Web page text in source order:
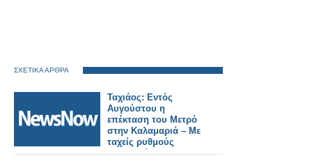
ΣΧΕΤΙΚΑ ΑΡΘΡΑ
Ταχιάος: Εντός
Αυγούστου η
επέκταση του Μετρό
στην Καλαμαριά – Με
ταχείς ρυθμούς
προχωρά το Flyover.